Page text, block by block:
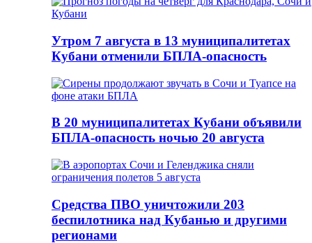
Утром 7 августа в 13 муниципалитетах
Кубани отменили БПЛА-опасность
В 20 муниципалитетах Кубани объявили
БПЛА-опасность ночью 20 августа
Средства ПВО уничтожили 203
беспилотника над Кубанью и другими
регионами